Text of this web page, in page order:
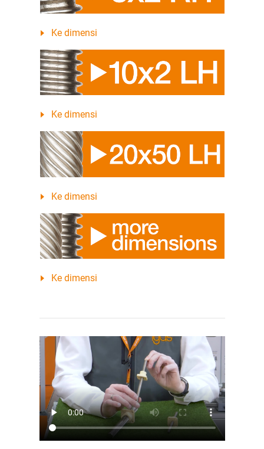
Ke dimensi
Ke dimensi
Ke dimensi
Ke dimensi